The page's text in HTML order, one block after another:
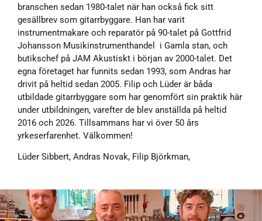
branschen sedan 1980-talet när han också fick sitt
gesällbrev som gitarrbyggare. Han har varit
instrumentmakare och reparatör på 90-talet på Gottfrid
Johansson Musikinstrumenthandel i Gamla stan, och
butikschef på JAM Akustiskt i början av 2000-talet. Det
egna företaget har funnits sedan 1993, som Andras har
drivit på heltid sedan 2005. Filip och Lüder är båda
utbildade gitarrbyggare som har genomfört sin praktik här
under utbildningen, varefter de blev anställda på heltid
2016 och 2026. Tillsammans har vi över 50 års
yrkeserfarenhet. Välkommen!
Lüder Sibbert, Andras Novak, Filip Björkman,